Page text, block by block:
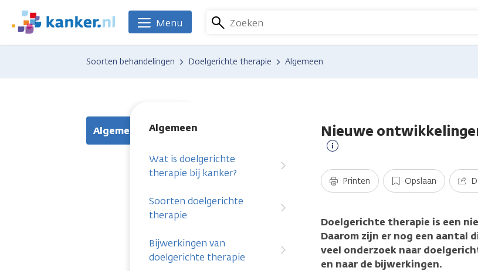
naar
We
zijn
Zoeken
Menu
Soorten behandelingen Doelgerichte therapie Algemeen
Algemeen Algemeen
Wat is doelgerichte
therapie bij kanker?
Soorten doelgerichte
therapie
Bijwerkingen van
doelgerichte therapie
Nieuwe
informatie
Printen Opslaan
Doelgerichte therapie is een
Daarom zijn er nog een aantal
veel onderzoek naar
en naar de bijwerkingen.